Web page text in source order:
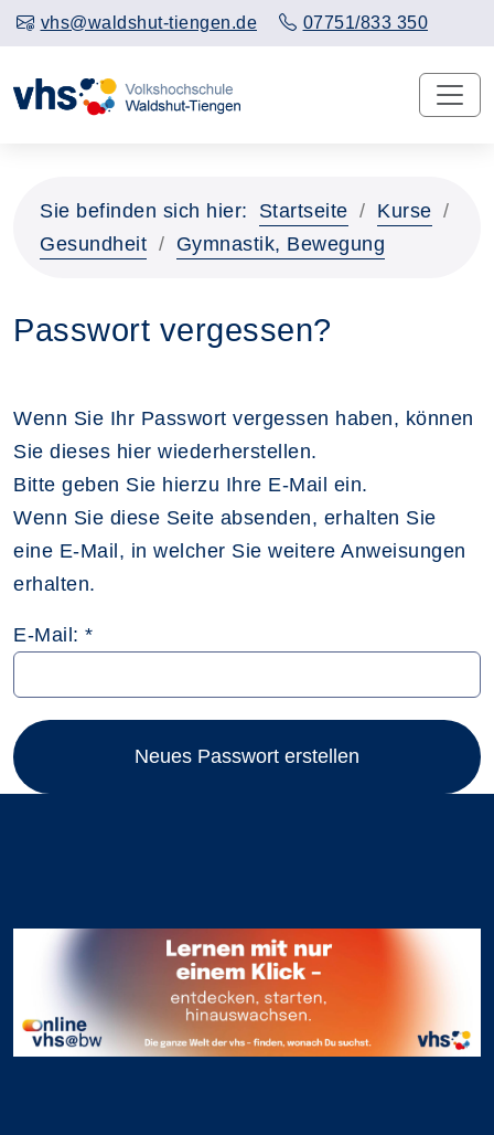
vhs@waldshut-tiengen.de 07751/833 350
Sie befinden sich hier: Startseite
Kurse
Gesundheit
Gymnastik, Bewegung
Passwort vergessen?
Wenn Sie Ihr Passwort vergessen haben, können
Sie dieses hier wiederherstellen.
Bitte geben Sie hierzu Ihre E-Mail ein.
Wenn Sie diese Seite absenden, erhalten Sie
eine E-Mail, in welcher Sie weitere Anweisungen
erhalten.
E-Mail: *
Neues Passwort erstellen